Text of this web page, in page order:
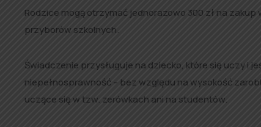
Rodzice mogą otrzymać jednorazowo 300 zł na
przyborów szkolnych.
Świadczenie przysługuje na dziecko, które się uczy i
niepełnosprawność – bez względu na wysokość
uczące się w tzw. zerówkach ani na studentów.